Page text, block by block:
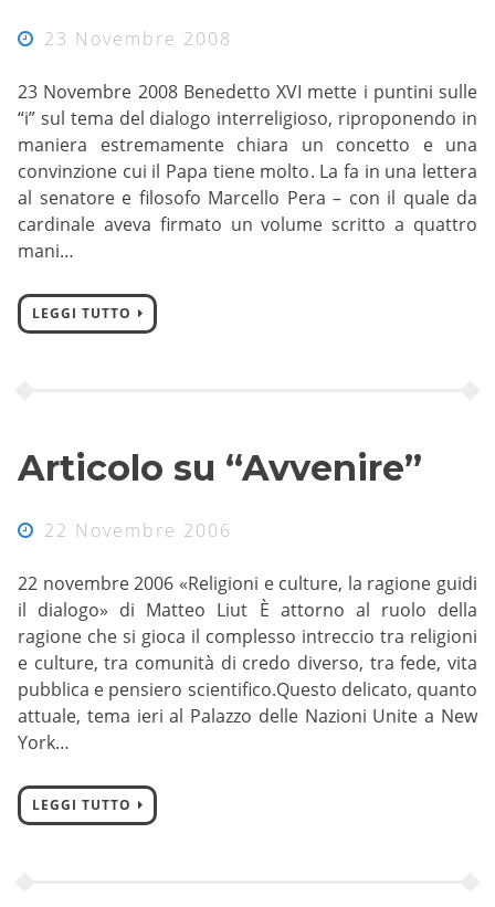
23 Novembre 2008
23 Novembre 2008 Benedetto XVI mette i puntini sulle
“i” sul tema del dialogo interreligioso, riproponendo in
maniera estremamente chiara un concetto e una
convinzione cui il Papa tiene molto. La fa in una lettera
al senatore e filosofo Marcello Pera – con il quale da
cardinale aveva firmato un volume scritto a quattro
mani…
LEGGI TUTTO
Articolo su “Avvenire”
22 Novembre 2006
22 novembre 2006 «Religioni e culture, la ragione guidi
il dialogo» di Matteo Liut È attorno al ruolo della
ragione che si gioca il complesso intreccio tra religioni
e culture, tra comunità di credo diverso, tra fede, vita
pubblica e pensiero scientifico.Questo delicato, quanto
attuale, tema ieri al Palazzo delle Nazioni Unite a New
York…
LEGGI TUTTO